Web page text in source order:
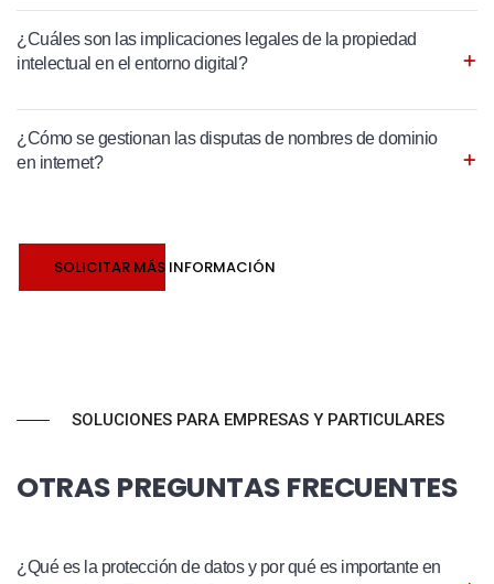
¿Cuáles son las implicaciones legales de la propiedad
intelectual en el entorno digital?
¿Cómo se gestionan las disputas de nombres de dominio
en internet?
SOLICITAR MÁS INFORMACIÓN
SOLUCIONES PARA EMPRESAS Y PARTICULARES
OTRAS PREGUNTAS FRECUENTES
¿Qué es la protección de datos y por qué es importante en